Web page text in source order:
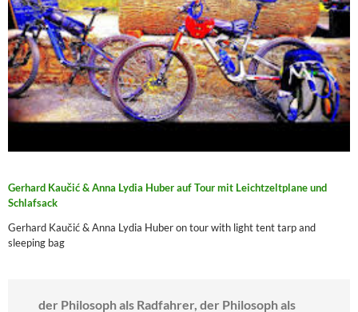
Gerhard Kaučić & Anna Lydia Huber auf Tour mit Leichtzeltplane und
Schlafsack
Gerhard Kaučić & Anna Lydia Huber on tour with light tent tarp and
sleeping bag
der Philosoph als Radfahrer, der Philosoph als